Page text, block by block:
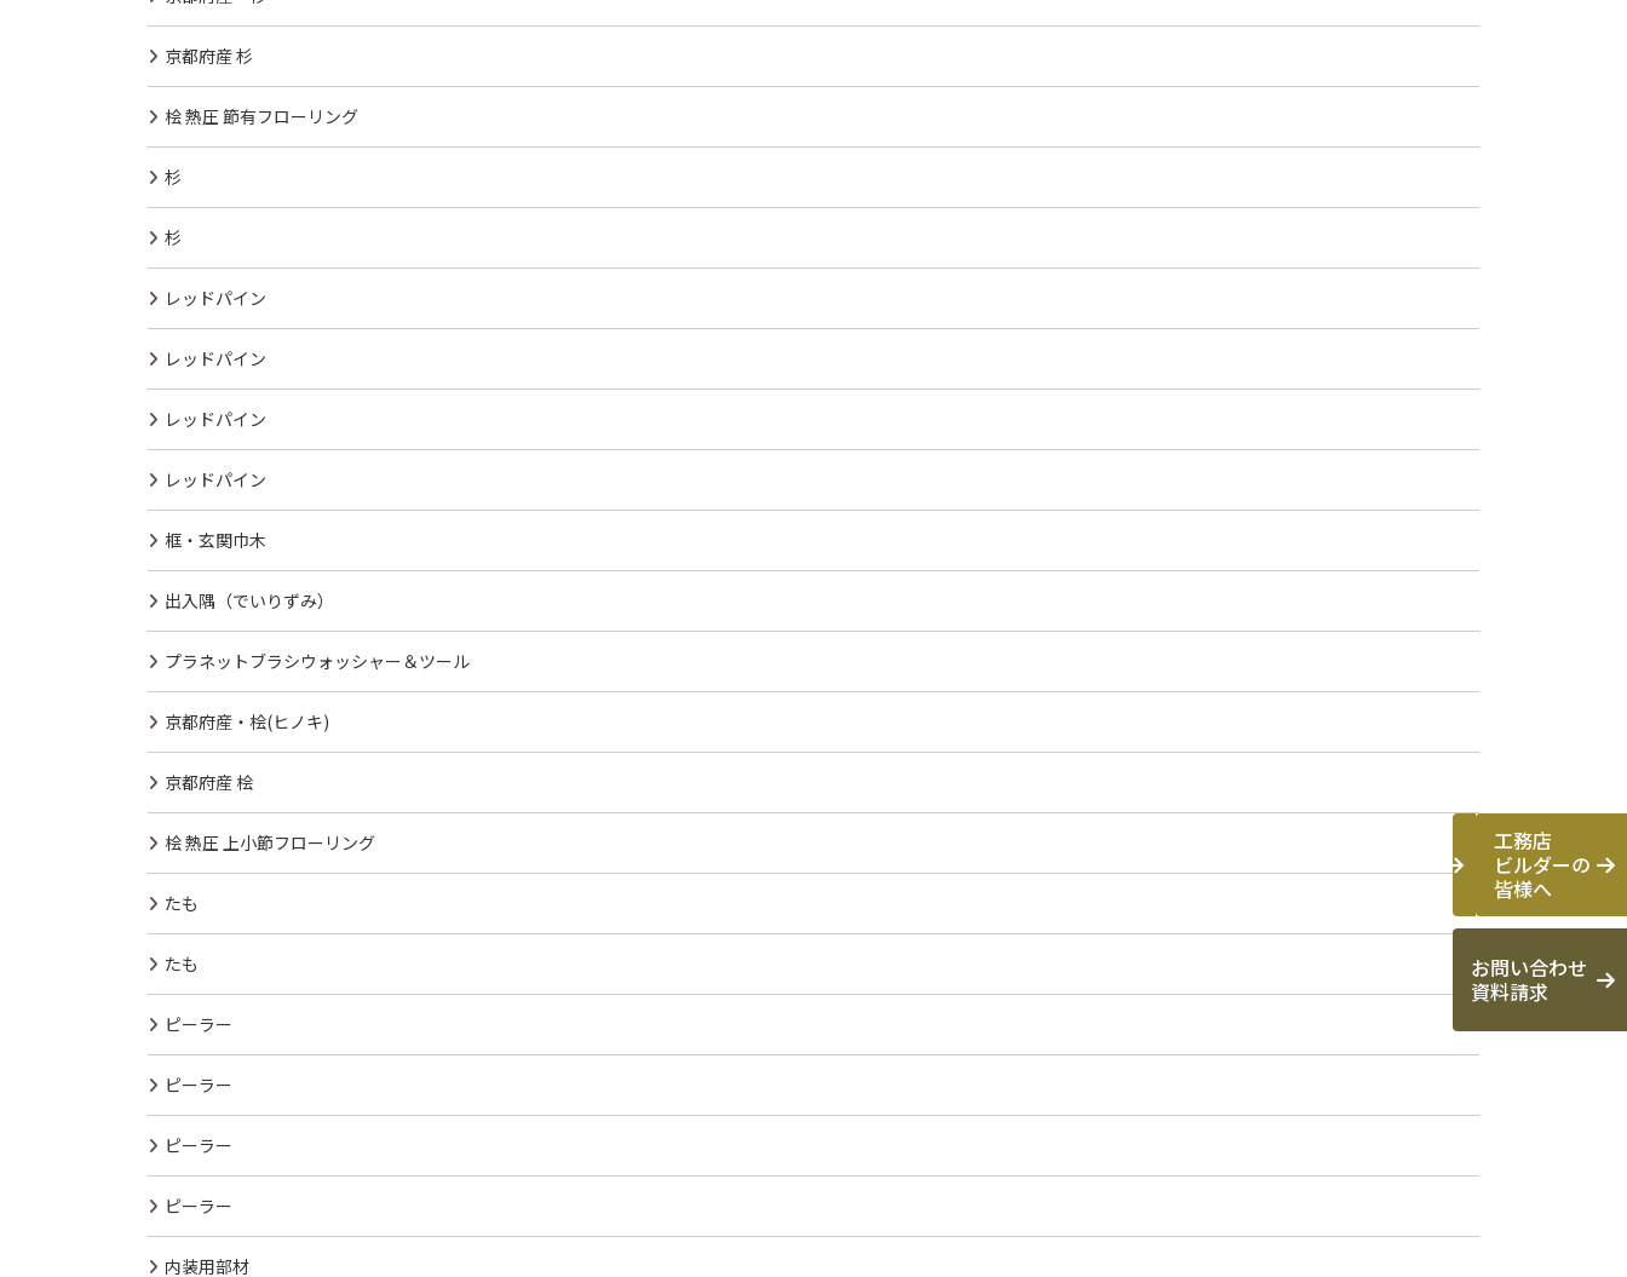
京都府産 杉
桧 熱圧 節有フローリング
杉
杉
レッドパイン
レッドパイン
レッドパイン
レッドパイン
框・玄関巾木
出入隅（でいりずみ）
プラネットブラシウォッシャー＆ツール
京都府産・桧(ヒノキ)
京都府産 桧
桧 熱圧 上小節フローリング
たも
たも
ピーラー
ピーラー
ピーラー
ピーラー
内装用部材
工務店
ビルダーの
皆様へ
お問い合わせ
資料請求